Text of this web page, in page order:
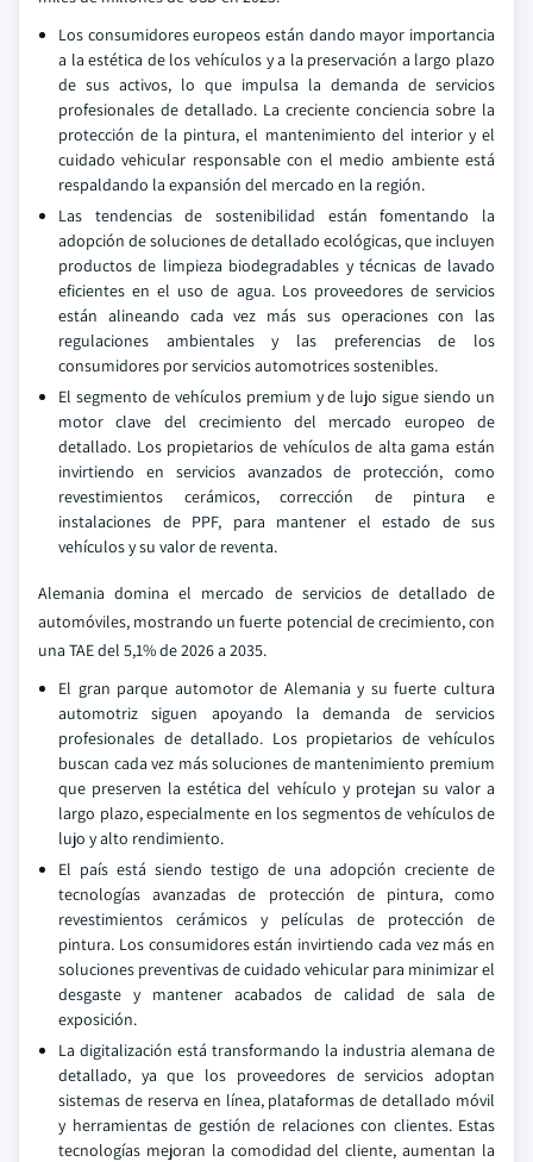
Los consumidores europeos están dando mayor importancia
a la estética de los vehículos y a la preservación a largo plazo
de sus activos, lo que impulsa la demanda de servicios
profesionales de detallado. La creciente conciencia sobre la
protección de la pintura, el mantenimiento del interior y el
cuidado vehicular responsable con el medio ambiente está
respaldando la expansión del mercado en la región.
Las tendencias de sostenibilidad están fomentando la
adopción de soluciones de detallado ecológicas, que incluyen
productos de limpieza biodegradables y técnicas de lavado
eficientes en el uso de agua. Los proveedores de servicios
están alineando cada vez más sus operaciones con las
regulaciones ambientales y las preferencias de los
consumidores por servicios automotrices sostenibles.
El segmento de vehículos premium y de lujo sigue siendo un
motor clave del crecimiento del mercado europeo de
detallado. Los propietarios de vehículos de alta gama están
invirtiendo en servicios avanzados de protección, como
revestimientos cerámicos, corrección de pintura e
instalaciones de PPF, para mantener el estado de sus
vehículos y su valor de reventa.
Alemania domina el mercado de servicios de detallado de
automóviles, mostrando un fuerte potencial de crecimiento, con
una TAE del 5,1% de 2026 a 2035.
El gran parque automotor de Alemania y su fuerte cultura
automotriz siguen apoyando la demanda de servicios
profesionales de detallado. Los propietarios de vehículos
buscan cada vez más soluciones de mantenimiento premium
que preserven la estética del vehículo y protejan su valor a
largo plazo, especialmente en los segmentos de vehículos de
lujo y alto rendimiento.
El país está siendo testigo de una adopción creciente de
tecnologías avanzadas de protección de pintura, como
revestimientos cerámicos y películas de protección de
pintura. Los consumidores están invirtiendo cada vez más en
soluciones preventivas de cuidado vehicular para minimizar el
desgaste y mantener acabados de calidad de sala de
exposición.
La digitalización está transformando la industria alemana de
detallado, ya que los proveedores de servicios adoptan
sistemas de reserva en línea, plataformas de detallado móvil
y herramientas de gestión de relaciones con clientes. Estas
tecnologías mejoran la comodidad del cliente, aumentan la